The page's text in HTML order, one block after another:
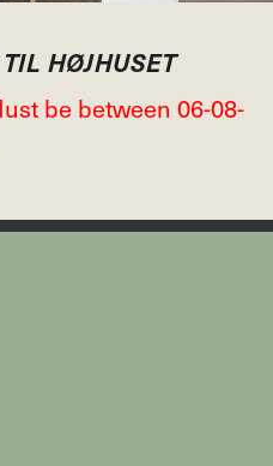
HØJHUSET
be between 06-08-